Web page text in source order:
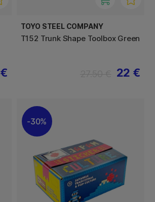
TOYO STEEL COMPANY
T152 Trunk Shape Toolbox Green
22 €
30%